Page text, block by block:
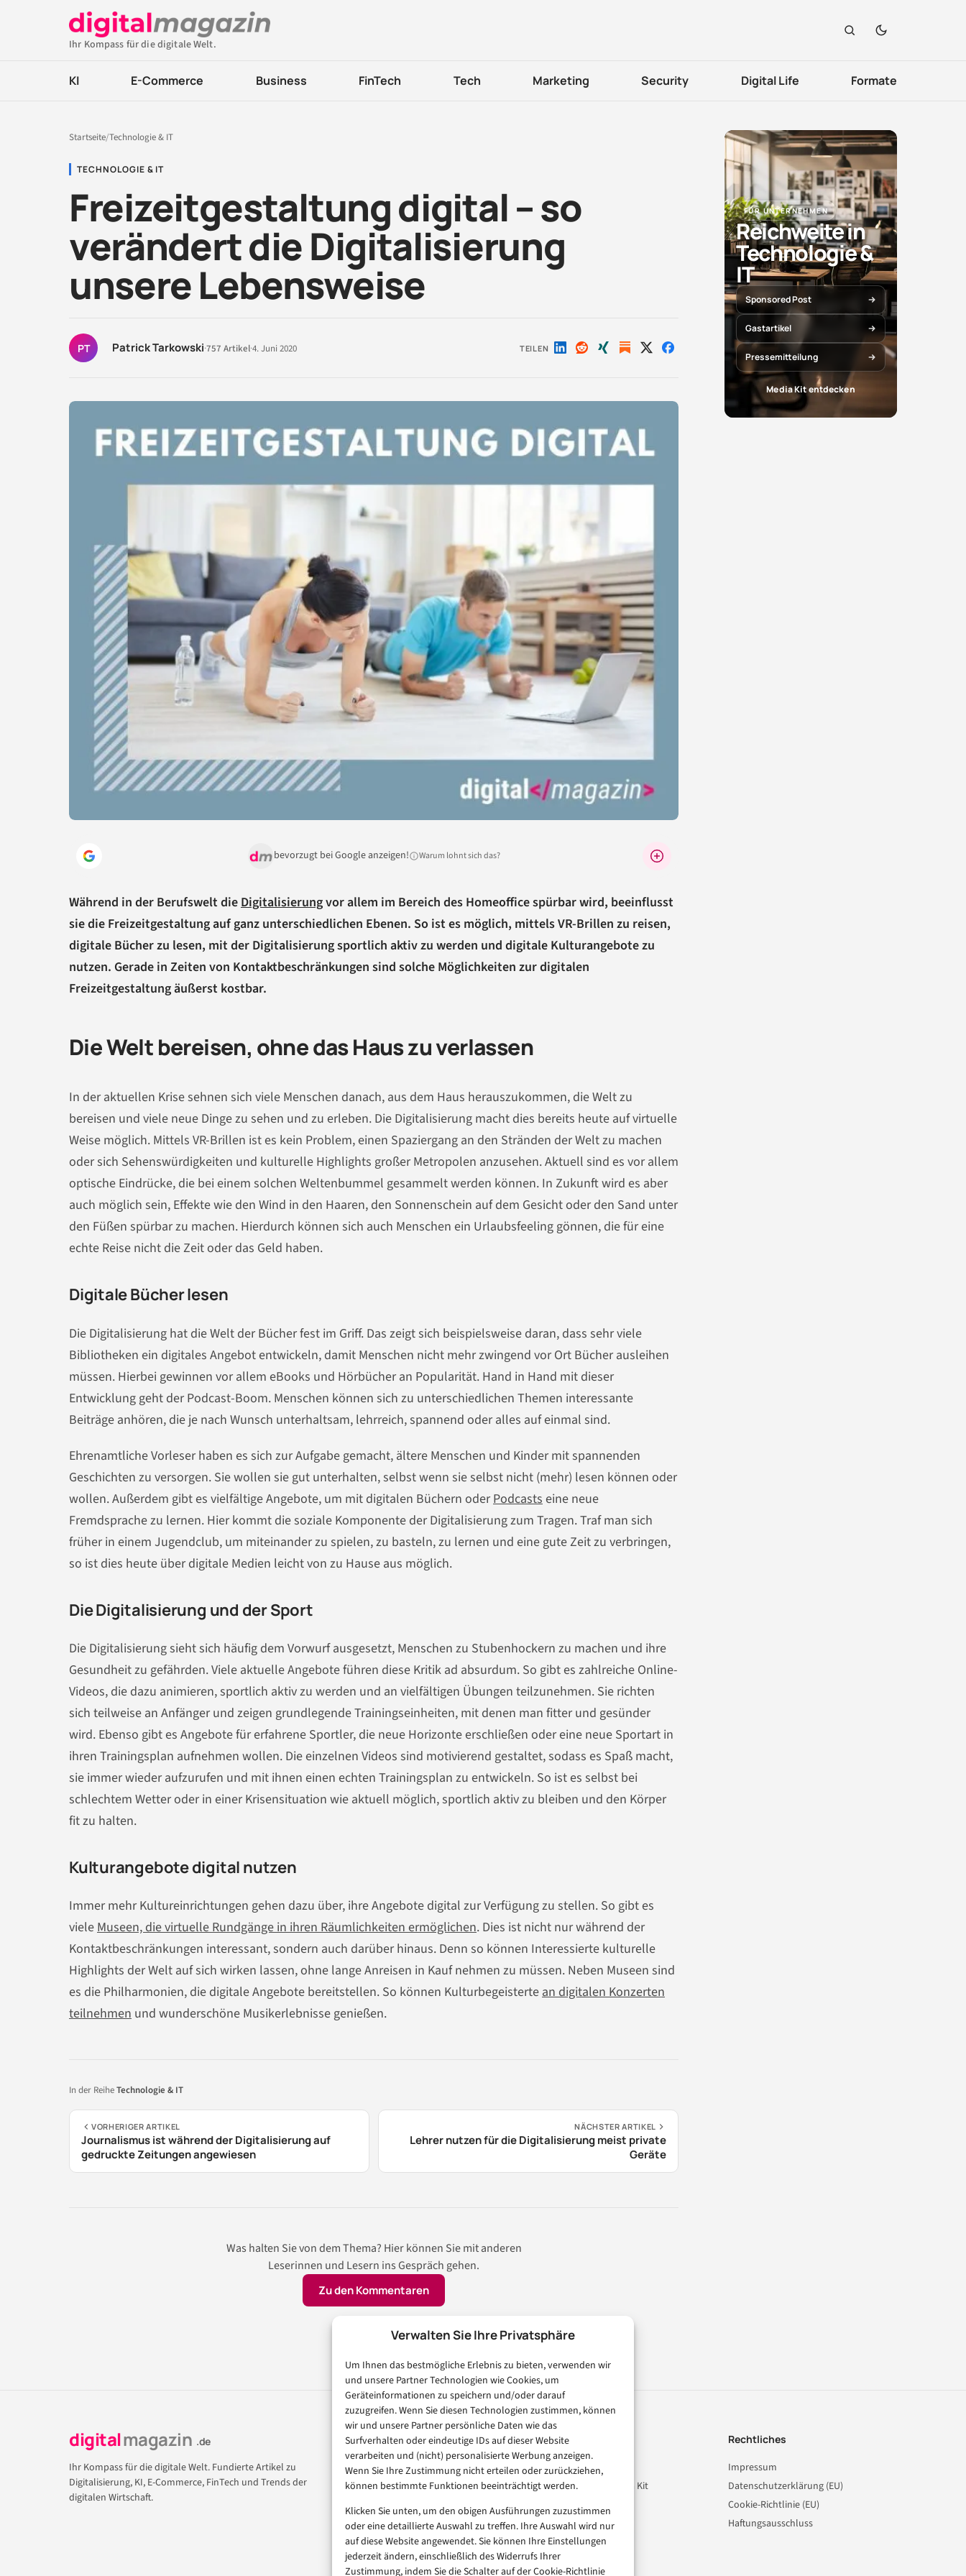
Verwalten Sie Ihre Privatsphäre
Um Ihnen das bestmögliche Erlebnis zu bieten, verwenden wir
und unsere Partner Technologien wie Cookies, um
Geräteinformationen zu speichern und/oder darauf
zuzugreifen. Wenn Sie diesen Technologien zustimmen, können
wir und unsere Partner persönliche Daten wie das
Surfverhalten oder eindeutige IDs auf dieser Website
verarbeiten und (nicht) personalisierte Werbung anzeigen.
Wenn Sie Ihre Zustimmung nicht erteilen oder zurückziehen,
können bestimmte Funktionen beeinträchtigt werden.
Klicken Sie unten, um den obigen Ausführungen zuzustimmen
oder eine detaillierte Auswahl zu treffen. Ihre Auswahl wird nur
auf diese Website angewendet. Sie können Ihre Einstellungen
jederzeit ändern, einschließlich des Widerrufs Ihrer
Zustimmung, indem Sie die Schalter auf der Cookie-Richtlinie
Ihr Kompass für die digitale Welt.
KI E-Commerce Business FinTech Tech Marketing Security Digital Life Formate
Startseite/Technologie & IT
TECHNOLOGIE & IT
Freizeitgestaltung digital – so
verändert die Digitalisierung
unsere Lebensweise
PT Patrick Tarkowski·757 Artikel·4. Juni 2020 TEILEN Auf Auf Auf Auf Auf
bevorzugt bei Google anzeigen! Warum lohnt sich das?
Während in der Berufswelt die Digitalisierungvor allem im Bereich des Homeoffice spürbar wird, beeinflusst
sie die Freizeitgestaltung auf ganz unterschiedlichen Ebenen. So ist es möglich, mittels VR-Brillen zu reisen,
digitale Bücher zu lesen, mit der Digitalisierung sportlich aktiv zu werden und digitale Kulturangebote zu
nutzen. Gerade in Zeiten von Kontaktbeschränkungen sind solche Möglichkeiten zur digitalen
Freizeitgestaltung äußerst kostbar.
Die Welt bereisen, ohne das Haus zu verlassen
In der aktuellen Krise sehnen sich viele Menschen danach, aus dem Haus herauszukommen, die Welt zu
bereisen und viele neue Dinge zu sehen und zu erleben. Die Digitalisierung macht dies bereits heute auf virtuelle
Weise möglich. Mittels VR-Brillen ist es kein Problem, einen Spaziergang an den Stränden der Welt zu machen
oder sich Sehenswürdigkeiten und kulturelle Highlights großer Metropolen anzusehen. Aktuell sind es vor allem
optische Eindrücke, die bei einem solchen Weltenbummel gesammelt werden können. In Zukunft wird es aber
auch möglich sein, Effekte wie den Wind in den Haaren, den Sonnenschein auf dem Gesicht oder den Sand unter
den Füßen spürbar zu machen. Hierdurch können sich auch Menschen ein Urlaubsfeeling gönnen, die für eine
echte Reise nicht die Zeit oder das Geld haben.
Digitale Bücher lesen
Die Digitalisierung hat die Welt der Bücher fest im Griff. Das zeigt sich beispielsweise daran, dass sehr viele
Bibliotheken ein digitales Angebot entwickeln, damit Menschen nicht mehr zwingend vor Ort Bücher ausleihen
müssen. Hierbei gewinnen vor allem eBooks und Hörbücher an Popularität. Hand in Hand mit dieser
Entwicklung geht der Podcast-Boom. Menschen können sich zu unterschiedlichen Themen interessante
Beiträge anhören, die je nach Wunsch unterhaltsam, lehrreich, spannend oder alles auf einmal sind.
Ehrenamtliche Vorleser haben es sich zur Aufgabe gemacht, ältere Menschen und Kinder mit spannenden
Geschichten zu versorgen. Sie wollen sie gut unterhalten, selbst wenn sie selbst nicht (mehr) lesen können oder
wollen. Außerdem gibt es vielfältige Angebote, um mit digitalen Büchern oderPodcasts eine neue
Fremdsprache zu lernen. Hier kommt die soziale Komponente der Digitalisierung zum Tragen. Traf man sich
früher in einem Jugendclub, um miteinander zu spielen, zu basteln, zu lernen und eine gute Zeit zu verbringen,
so ist dies heute über digitale Medien leicht von zu Hause aus möglich.
Die Digitalisierung und der Sport
Die Digitalisierung sieht sich häufig dem Vorwurf ausgesetzt, Menschen zu Stubenhockern zu machen und ihre
Gesundheit zu gefährden. Viele aktuelle Angebote führen diese Kritik ad absurdum. So gibt es zahlreiche Online-
Videos, die dazu animieren, sportlich aktiv zu werden und an vielfältigen Übungen teilzunehmen. Sie richten
sich teilweise an Anfänger und zeigen grundlegende Trainingseinheiten, mit denen man fitter und gesünder
wird. Ebenso gibt es Angebote für erfahrene Sportler, die neue Horizonte erschließen oder eine neue Sportart in
ihren Trainingsplan aufnehmen wollen. Die einzelnen Videos sind motivierend gestaltet, sodass es Spaß macht,
sie immer wieder aufzurufen und mit ihnen einen echten Trainingsplan zu entwickeln. So ist es selbst bei
schlechtem Wetter oder in einer Krisensituation wie aktuell möglich, sportlich aktiv zu bleiben und den Körper
fit zu halten.
Kulturangebote digital nutzen
Immer mehr Kultureinrichtungen gehen dazu über, ihre Angebote digital zur Verfügung zu stellen. So gibt es
vieleMuseen, die virtuelle Rundgänge in ihren Räumlichkeiten ermöglichen. Dies ist nicht nur während der
Kontaktbeschränkungen interessant, sondern auch darüber hinaus. Denn so können Interessierte kulturelle
Highlights der Welt auf sich wirken lassen, ohne lange Anreisen in Kauf nehmen zu müssen. Neben Museen sind
es die Philharmonien, die digitale Angebote bereitstellen. So können Kulturbegeistertean digitalen Konzerten
teilnehmen und wunderschöne Musikerlebnisse genießen.
In der ReiheTechnologie & IT
VORHERIGER ARTIKEL
Journalismus ist während der Digitalisierung auf
gedruckte Zeitungen angewiesen
NÄCHSTER ARTIKEL
Lehrer nutzen für die Digitalisierung meist private
Geräte
Was halten Sie von dem Thema? Hier können Sie mit anderen
Leserinnen und Lesern ins Gespräch gehen.
Zu den Kommentaren
FÜR UNTERNEHMEN
Reichweite in
Technologie &
IT
Sponsored Post
Gastartikel
Pressemitteilung
Media Kit entdecken
digitalmagazin .de
Ihr Kompass für die digitale Welt. Fundierte Artikel zu
Digitalisierung, KI, E-Commerce, FinTech und Trends der
digitalen Wirtschaft.
Rubriken
Künstliche Intelligenz
Technologie & IT
E-Commerce & Handel
Consumer & Digital Life
Marketing
Finanzen & FinTech
Magazin
Unsere Redaktion
Werbeformate & Media Kit
Rechtliches
Impressum
Datenschutzerklärung (EU)
Cookie-Richtlinie (EU)
Haftungsausschluss